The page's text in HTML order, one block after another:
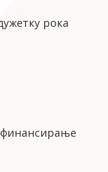
рока
финансирање